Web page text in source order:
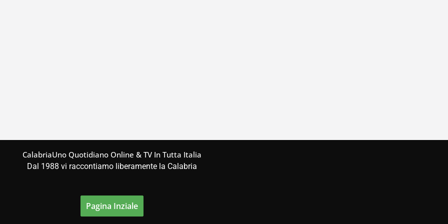
CalabriaUno Quotidiano Online & TV In Tutta Italia
Dal 1988 vi raccontiamo liberamente la Calabria
Pagina Inziale